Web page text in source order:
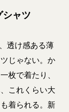
シャツ
透け感ある薄
じゃない。か
枚で着たり、
これくらい大
着られる。新